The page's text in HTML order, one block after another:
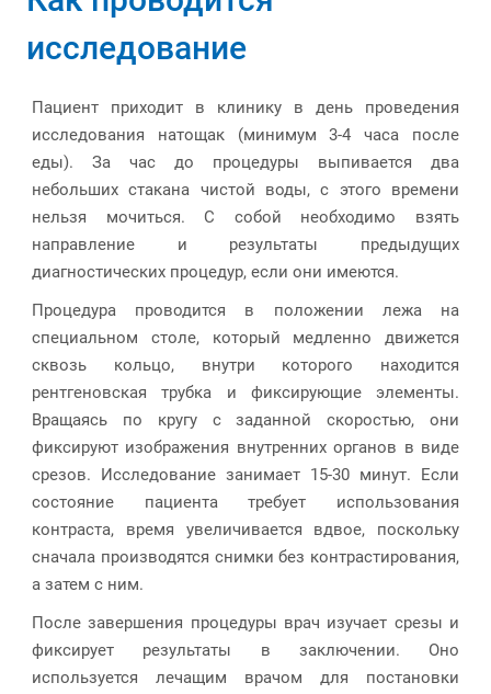
исследование
Пациент приходит в клинику в день проведения
исследования натощак (минимум 3-4 часа после
еды). За час до процедуры выпивается два
небольших стакана чистой воды, с этого времени
нельзя мочиться. С собой необходимо взять
направление и результаты предыдущих
диагностических процедур, если они имеются.
Процедура проводится в положении лежа на
специальном столе, который медленно движется
сквозь кольцо, внутри которого находится
рентгеновская трубка и фиксирующие элементы.
Вращаясь по кругу с заданной скоростью, они
фиксируют изображения внутренних органов в виде
срезов. Исследование занимает 15-30 минут. Если
состояние пациента требует использования
контраста, время увеличивается вдвое, поскольку
сначала производятся снимки без контрастирования,
а затем с ним.
После завершения процедуры врач изучает срезы и
фиксирует результаты в заключении. Оно
используется лечащим врачом для постановки